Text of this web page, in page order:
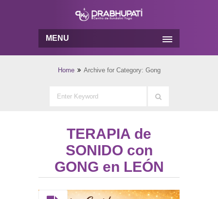
MENU
Home Archive for Category: Gong
TERAPIA de
SONIDO con
GONG en LEÓN